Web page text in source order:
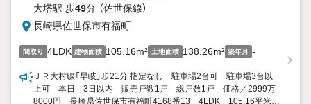
大塔駅 歩49分 （佐世保線）
長崎県佐世保市有福町
間取り 4LDK 建物面積 105.16m² 土地面積 138.26m² 築年月 -
ＪＲ大村線「早岐」歩21分 指定なし 駐車場2台可 駐車場3台以
上可 本日 3日以内 販売戸数1戸 総戸数1戸 価格／2999万
8000円 長崎県佐世保市有福町4168番13 4LDK 105.16平米